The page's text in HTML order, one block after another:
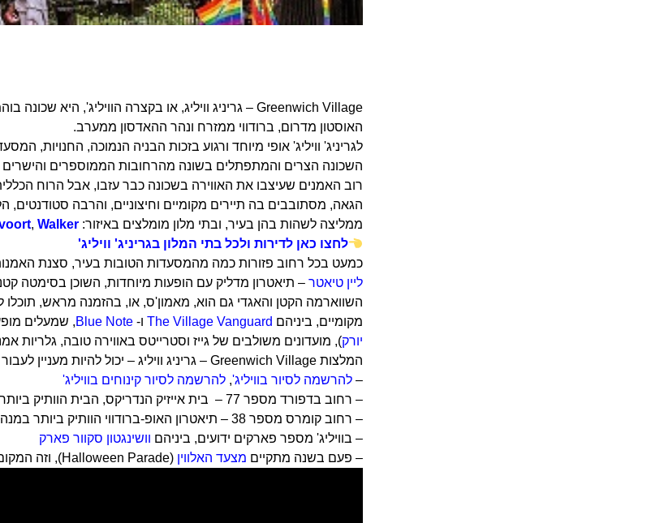
האוסטון מדרום, ברודווי ממזרח ונהר ההאדסון ממערב.
לגריניג' וויליג' אופי מיוחד ורגוע בזכות הבניה הנמוכה, החנויות,
השכונה הצרים והמתפתלים בשונה מהרחובות הממוספרים והישרים
רוב האמנים שעיצבו את האווירה בשכונה כבר עזבו, אבל הרוח
הגאה, מסתובבים בה תיירים מקומיים וחיצוניים, והרבה
ממליצה לשהות בהן בעיר, ובתי מלון מומלצים באיזור:
,Walker
לחצו כאן לדירות ולכל בתי המלון בגריניג' וויליג'
כמעט בכל רחוב פזורות כמה מהמסעדות הטובות בעיר, סצנת האמנות
ליין טיאטר
השווארמה הקטן והאגדי גם הוא, מאמון'ס, או, בהזמנה מראש,
מקומיים, ביניהם The Village Vanguardו- Blue Note, שמעלים
יורק), מועדונים משולבים של גייז וסטרייטס באווירה טובה, גלריות
המלצות Greenwich Village – גריניג וויליג – יכול להיות מעניין לעבור בכמה אטרקציות שכונתיות:
– להרשמה לסיור בוויליג', להרשמה לסיור קינוחים בוויליג'
– רחוב בדפורד מספר 77 – בית אייזיק הנדריקס, הבית הוותיק ביותר בשכונה, שנבנה ב- 1799
– רחוב קומרס מספר 38 – תיאטרון האופ-ברודווי הוותיק ביותר במנהטן
– בוויליג' מספר פארקים ידועים, ביניהם וושינגטון סקוור פארק
– פעם בשנה מתקיים מצעד האלווין (Halloween Parade), וזה המקום להיות בו.